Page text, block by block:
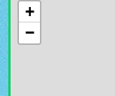
+
−